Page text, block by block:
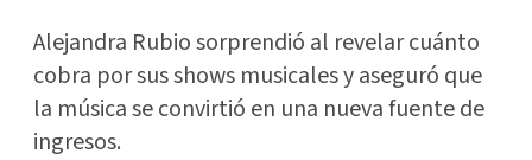
Alejandra Rubio sorprendió al revelar cuánto
cobra por sus shows musicales y aseguró que
la música se convirtió en una nueva fuente de
ingresos.